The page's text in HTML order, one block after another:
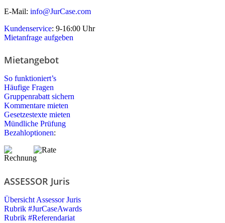
E-Mail: info@JurCase.com
Kundenservice: 9-16:00 Uhr
Mietanfrage aufgeben
Mietangebot
So funktioniert’s
Häufige Fragen
Gruppenrabatt sichern
Kommentare mieten
Gesetzestexte mieten
Mündliche Prüfung
Bezahloptionen:
ASSESSOR Juris
Übersicht Assessor Juris
Rubrik #JurCaseAwards
Rubrik #Referendariat